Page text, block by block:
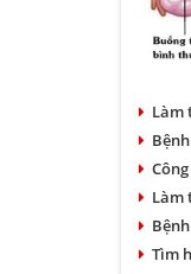
Làm
Làm
Tìm